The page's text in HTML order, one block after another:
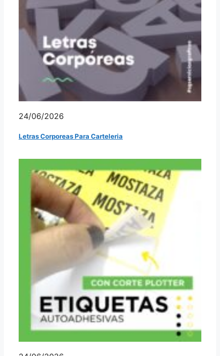
24/06/2026
Letras Corporeas Para Carteleria